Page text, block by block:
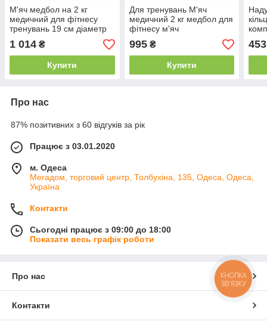
М'яч медбол на 2 кг
медичний для фітнесу
тренувань 19 см діаметр
1 014 ₴
Купити
Для тренувань М'яч
медичний 2 кг медбол для
фітнесу м'яч
995₴
Купити
453
Про нас
87% позитивних з 60 відгуків за рік
Працює з 03.01.2020
м. Одеса
Мегадом, торговий центр, Толбухіна, 135, Одеса, Одеса,
Україна
Контакти
Сьогодні працює з 09:00 до 18:00
Показати весь графік роботи
Про нас
Контакти
КНОПКА
ЗВ'ЯЗКУ